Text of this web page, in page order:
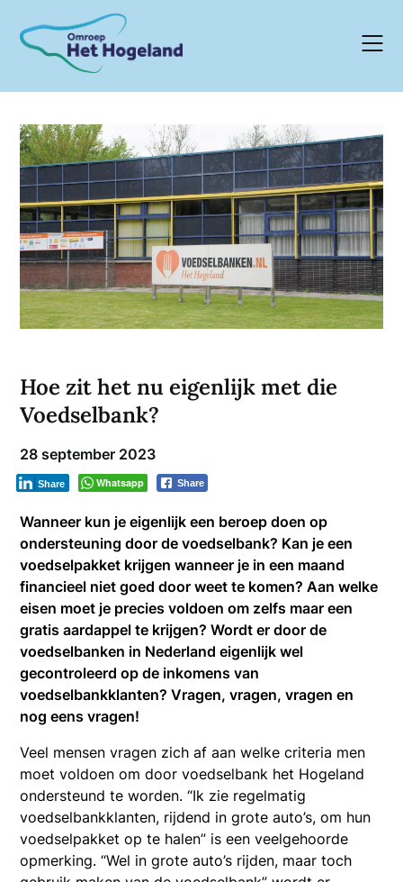
content
Hoe zit het nu eigenlijk met die
Voedselbank?
28 september 2023
Whatsapp Share
Share
Wanneer kun je eigenlijk een beroep doen op
ondersteuning door de voedselbank? Kan je een
voedselpakket krijgen wanneer je in een maand
financieel niet goed door weet te komen? Aan welke
eisen moet je precies voldoen om zelfs maar een
gratis aardappel te krijgen? Wordt er door de
voedselbanken in Nederland eigenlijk wel
gecontroleerd op de inkomens van
voedselbankklanten? Vragen, vragen, vragen en
nog eens vragen!
Veel mensen vragen zich af aan welke criteria men
moet voldoen om door voedselbank het Hogeland
ondersteund te worden. “Ik zie regelmatig
voedselbankklanten, rijdend in grote auto’s, om hun
voedselpakket op te halen” is een veelgehoorde
opmerking. “Wel in grote auto’s rijden, maar toch